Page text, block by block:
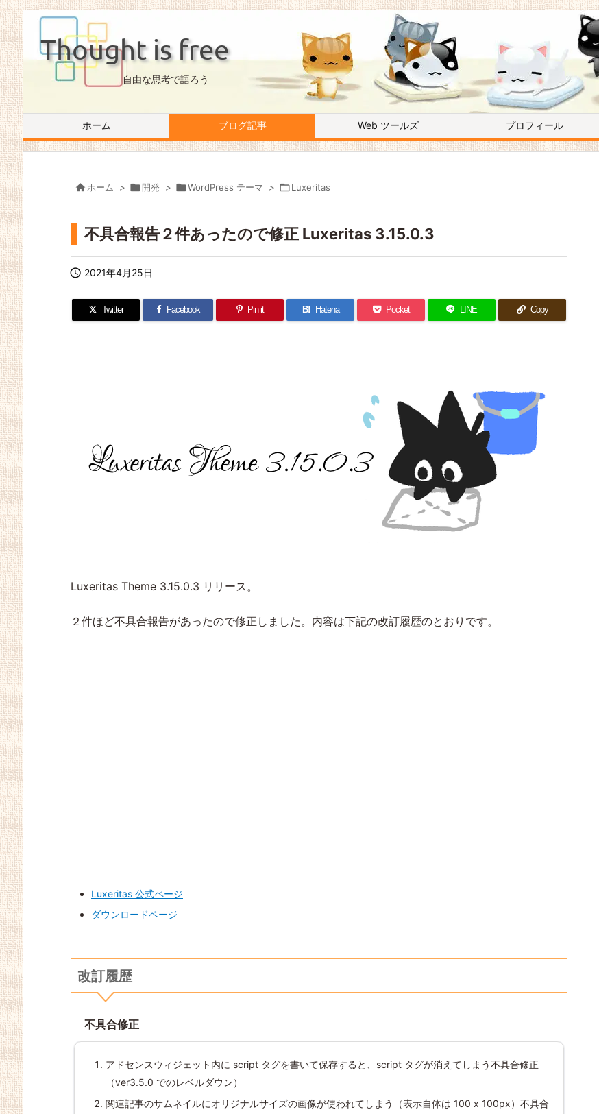
Thought is free
自由な思考で語ろう
ホーム ブログ記事 Web ツールズ プロフィール
 ホーム > 開発 > WordPress テーマ > Luxeritas
不具合報告２件あったので修正 Luxeritas 3.15.0.3
 2021年4月25日
Twitter Facebook Pin it B! Hatena Pocket LINE Copy
Luxeritas Theme 3.15.0.3 リリース。
２件ほど不具合報告があったので修正しました。内容は下記の改訂履歴のとおりです。
Luxeritas 公式ページ
ダウンロードページ
改訂履歴
不具合修正
アドセンスウィジェット内に script タグを書いて保存すると、script タグが消えてしまう不具合修正
（ver3.5.0 でのレベルダウン）
関連記事のサムネイルにオリジナルサイズの画像が使われてしまう（表示自体は 100 x 100px）不具合